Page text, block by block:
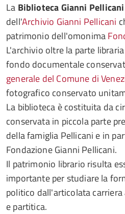
La Biblioteca Gianni Pellicani
dell'Archivio Gianni Pellicani
patrimonio dell'omonima
L'archivio oltre la parte
fondo documentale
generale del Comune di
fotografico conservato
La biblioteca è costituita da
conservata in piccola parte
della famiglia Pellicani e in
Fondazione Gianni Pellicani.
Il patrimonio librario risulta
importante per studiare la
politico dall'articolata
e partitica.